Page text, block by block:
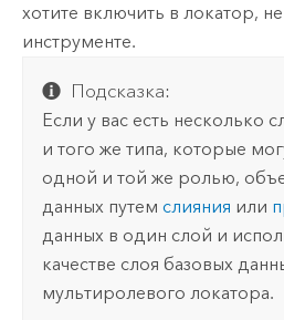
хотите включить в локатор,
инструменте.
Подсказка:
Если у вас есть несколько
и того же типа, которые
одной и той же ролью,
данных путемслияния или
данных в один слой и
качестве слоя базовых
мультиролевого локатора.